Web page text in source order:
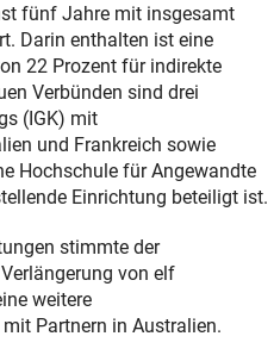
fünf Jahre mit insgesamt
Darin enthalten ist eine
22 Prozent für indirekte
Verbünden sind drei
(IGK) mit
und Frankreich sowie
Hochschule für Angewandte
Einrichtung beteiligt ist.
stimmte der
von elf
weitere
Partnern in Australien.